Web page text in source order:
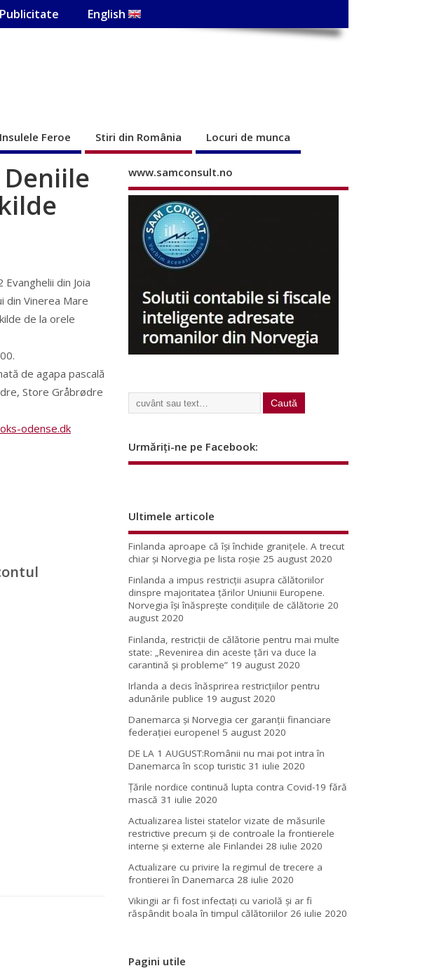
Publicitate English
Insulele Feroe Stiri din România Locuri de munca
din Joia
din Vinerea Mare
de la orele
de agapa pascală
Store Gråbrødre
odense.dk
www.samconsult.no
Urmăriți-ne pe Facebook:
Ultimele articole
Finlanda aproape că își închide granițele. A trecut
chiar și Norvegia pe lista roșie 25 august 2020
Finlanda a impus restricţii asupra călătoriilor
dinspre majoritatea ţărilor Uniunii Europene.
Norvegia își înăsprește condițiile de călătorie 20
august 2020
Finlanda, restricţii de călătorie pentru mai multe
state: „Revenirea din aceste ţări va duce la
carantină şi probleme” 19 august 2020
Irlanda a decis înăsprirea restricțiilor pentru
adunările publice 19 august 2020
Danemarca și Norvegia cer garanții financiare
federației europene! 5 august 2020
DE LA 1 AUGUST:Românii nu mai pot intra în
Danemarca în scop turistic 31 iulie 2020
Țările nordice continuă lupta contra Covid-19 fără
mască 31 iulie 2020
Actualizarea listei statelor vizate de măsurile
restrictive precum și de controale la frontierele
interne și externe ale Finlandei 28 iulie 2020
Actualizare cu privire la regimul de trecere a
frontierei în Danemarca 28 iulie 2020
Vikingii ar fi fost infectaţi cu variolă şi ar fi
răspândit boala în timpul călătoriilor 26 iulie 2020
Pagini utile